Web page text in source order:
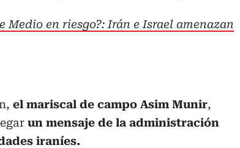
Medio en riesgo?: Irán e Israel amenazan
el mariscal de campo Asim Munir,
un mensaje de la administración
iraníes.